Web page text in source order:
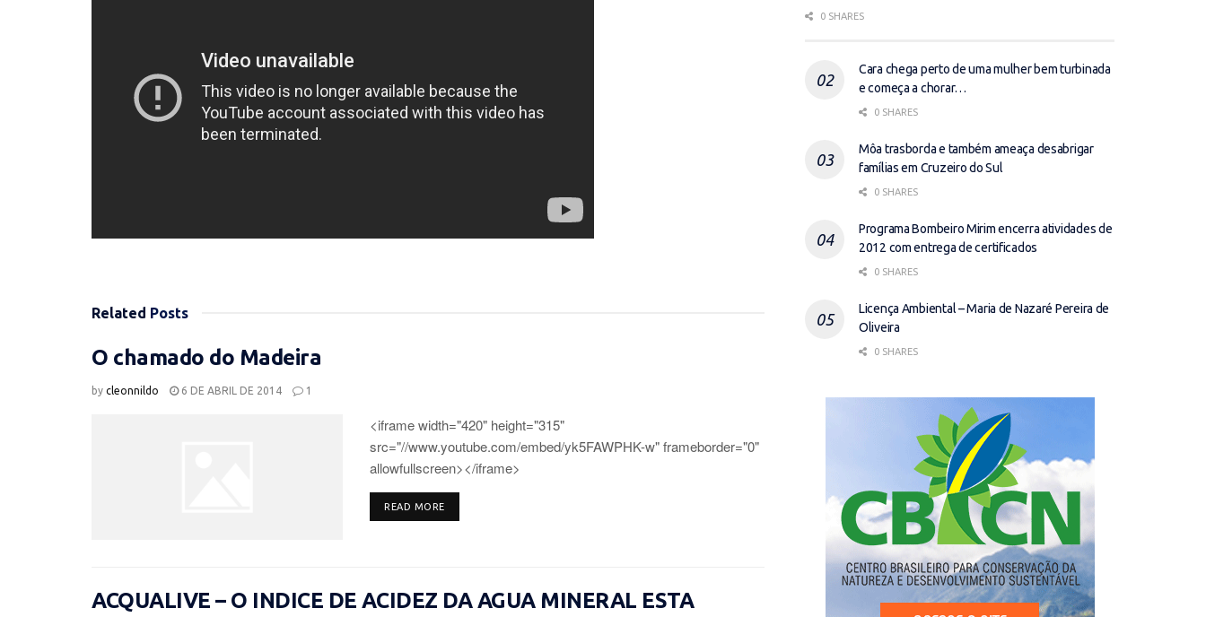
Related Posts
O chamado do Madeira
by cleonnildo 6 DE ABRIL DE 2014 1
<iframe width="420" height="315"
src="//www.youtube.com/embed/yk5FAWPHK-w" frameborder="0"
allowfullscreen></iframe>
READ MOREDETAILS
ACQUALIVE – O INDICE DE ACIDEZ DA AGUA MINERAL ESTA
0 SHARES
Cara chega perto de uma mulher bem turbinada
e começa a chorar…
0 SHARES
Môa trasborda e também ameaça desabrigar
famílias em Cruzeiro do Sul
0 SHARES
Programa Bombeiro Mirim encerra atividades de
2012 com entrega de certificados
0 SHARES
Licença Ambiental – Maria de Nazaré Pereira de
Oliveira
0 SHARES